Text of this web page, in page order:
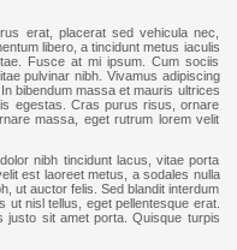
erat, placerat sed vehicula nec,
libero, a tincidunt metus iaculis
Fusce at mi ipsum. Cum sociis
pulvinar nibh. Vivamus adipiscing
bibendum massa et mauris ultrices
egestas. Cras purus risus, ornare
massa, eget rutrum lorem velit
nibh tincidunt lacus, vitae porta
est laoreet metus, a sodales nulla
ut auctor felis. Sed blandit interdum
ut nisl tellus, eget pellentesque erat.
justo sit amet porta. Quisque turpis